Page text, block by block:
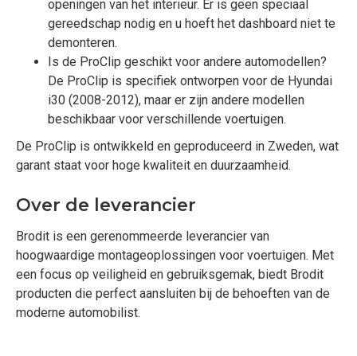
openingen van het interieur. Er is geen speciaal
gereedschap nodig en u hoeft het dashboard niet te
demonteren.
Is de ProClip geschikt voor andere automodellen?
De ProClip is specifiek ontworpen voor de Hyundai
i30 (2008-2012), maar er zijn andere modellen
beschikbaar voor verschillende voertuigen.
De ProClip is ontwikkeld en geproduceerd in Zweden, wat
garant staat voor hoge kwaliteit en duurzaamheid.
Over de leverancier
Brodit is een gerenommeerde leverancier van
hoogwaardige montageoplossingen voor voertuigen. Met
een focus op veiligheid en gebruiksgemak, biedt Brodit
producten die perfect aansluiten bij de behoeften van de
moderne automobilist.